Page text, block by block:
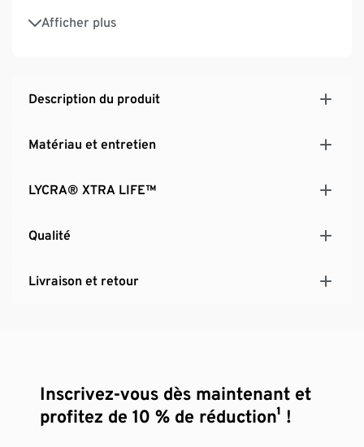
Afficher plus
Bretelles réglables en longueur
Taille 38 : nous recommandons 70–80 bonnet B
Tailles 44 et 46 : nous recommandons 80–90
Description du produit
Matériau et entretien
LYCRA® XTRA LIFE™
Qualité
Livraison et retour
Inscrivez-vous dès maintenant et
profitez de 10 % de réduction¹ !